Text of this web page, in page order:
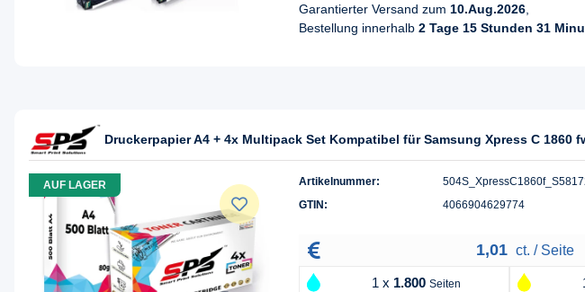
Garantierter Versand zum 10.Aug.2026
Bestellung innerhalb 2 Tage 15 Stunden 31
Druckerpapier A4 + 4x Multipack Set Kompatibel für Samsung Xpress C 1860
AUF LAGER Artikelnummer:
GTIN:
4066904629774
1,01 ct. / Seite
1 x 1.800 Seiten